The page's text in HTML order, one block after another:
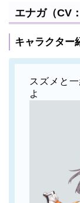
エナガ（CV
キャラクター
スズメと
よ